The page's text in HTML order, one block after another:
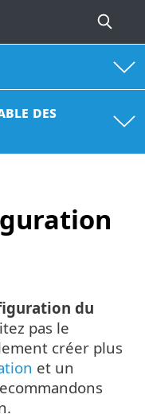
des
du
pas le
créer plus
et un